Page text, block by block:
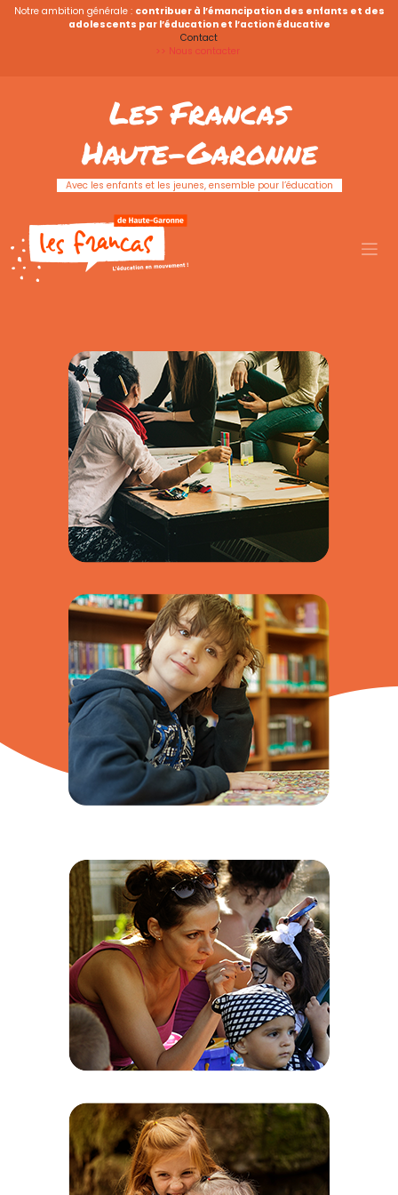
Notre ambition générale : contribuer à l’émancipation des enfants et des
adolescents par l’éducation et l’action éducative
Contact
>> Nous contacter
Les Francas
Haute-Garonne
Avec les enfants et les jeunes, ensemble pour l’éducation